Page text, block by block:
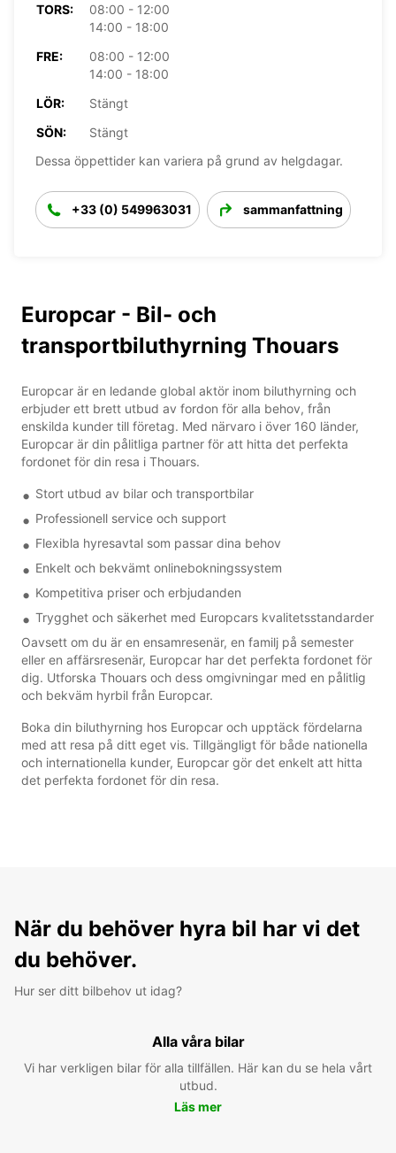
TORS:
08:00 - 12:00
14:00 - 18:00
FRE:
08:00 - 12:00
14:00 - 18:00
LÖR:
Stängt
SÖN:
Stängt
Dessa öppettider kan variera på grund av helgdagar.
+33 (0) 549963031 sammanfattning
Europcar - Bil- och
transportbiluthyrning Thouars
Europcar är en ledande global aktör inom biluthyrning och
erbjuder ett brett utbud av fordon för alla behov, från
enskilda kunder till företag. Med närvaro i över 160 länder,
Europcar är din pålitliga partner för att hitta det perfekta
fordonet för din resa i Thouars.
Stort utbud av bilar och transportbilar
Professionell service och support
Flexibla hyresavtal som passar dina behov
Enkelt och bekvämt onlinebokningssystem
Kompetitiva priser och erbjudanden
Trygghet och säkerhet med Europcars kvalitetsstandarder
Oavsett om du är en ensamresenär, en familj på semester
eller en affärsresenär, Europcar har det perfekta fordonet för
dig. Utforska Thouars och dess omgivningar med en pålitlig
och bekväm hyrbil från Europcar.
Boka din biluthyrning hos Europcar och upptäck fördelarna
med att resa på ditt eget vis. Tillgängligt för både nationella
och internationella kunder, Europcar gör det enkelt att hitta
det perfekta fordonet för din resa.
När du behöver hyra bil har vi det
du behöver.
Hur ser ditt bilbehov ut idag?
Alla våra bilar
Vi har verkligen bilar för alla tillfällen. Här kan du se hela vårt
utbud.
Läs mer